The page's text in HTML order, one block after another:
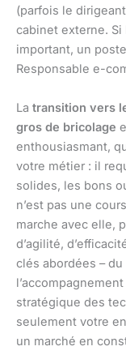
(parfois le
cabinet externe.
important, un
Responsable e-
La transition vers
gros de bricolage
enthousiasmant,
votre métier : il
solides, les bons
n’est pas une
marche avec elle,
d’agilité,
clés abordées –
stratégique des
seulement votre
un marché en